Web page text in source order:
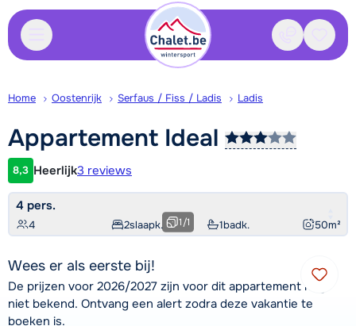
Contact
Home Oostenrijk Serfaus / Fiss / Ladis Ladis
Appartement Ideal
Klantwaardering
8,3 Heerlijk3 reviews
4 pers.
4 2slaapk. 1badk. 50m²
1/1
Wees er als eerste bij!
De prijzen voor 2026/2027 zijn voor dit appartement nog
niet bekend. Ontvang een alert zodra deze vakantie te
boeken is.